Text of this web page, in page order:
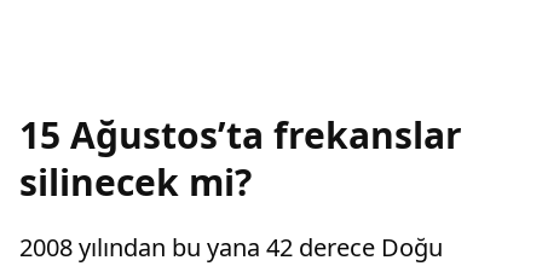
15 Ağustos’ta frekanslar
silinecek mi?
2008 yılından bu yana 42 derece Doğu